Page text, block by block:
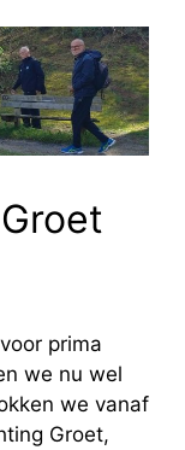
prima
we nu wel
we vanaf
Groet,